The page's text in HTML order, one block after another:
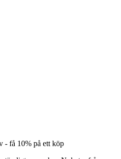
- få 10% på ett köp